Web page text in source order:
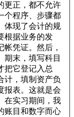
更正，都不允许
个程序、步骤都
体现了会计的规
根据业务的发
凭证。然后，
期末，填写科目
把它登记入总
计，填制资产负
报表。这就是会
在实习期间，我
账目和数字而心